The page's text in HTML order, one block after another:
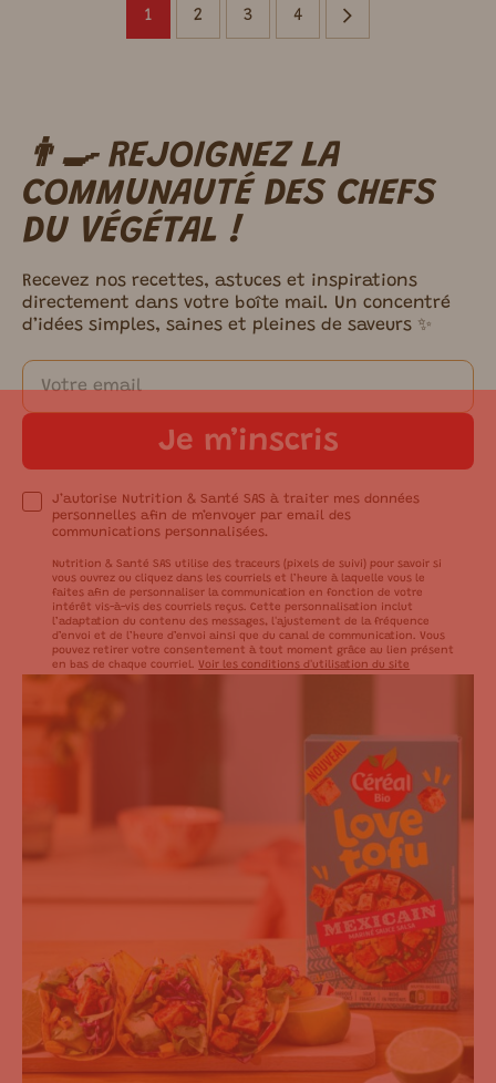
1 2 3 4
👨‍🍳 REJOIGNEZ LA
COMMUNAUTÉ DES CHEFS
DU VÉGÉTAL !
Recevez nos recettes, astuces et inspirations
directement dans votre boîte mail. Un concentré
d’idées simples, saines et pleines de saveurs ✨
ici.
Je m’inscris
J’autorise Nutrition & Santé SAS à traiter mes données
personnelles afin de m’envoyer par email des
communications personnalisées.
Nutrition & Santé SAS utilise des traceurs (pixels de suivi) pour savoir si
vous ouvrez ou cliquez dans les courriels et l’heure à laquelle vous le
faites afin de personnaliser la communication en fonction de votre
intérêt vis-à-vis des courriels reçus. Cette personnalisation inclut
l’adaptation du contenu des messages, l'ajustement de la fréquence
d’envoi et de l’heure d’envoi ainsi que du canal de communication. Vous
pouvez retirer votre consentement à tout moment grâce au lien présent
en bas de chaque courriel.Voir les conditions d'utilisation du site